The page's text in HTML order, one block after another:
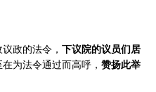
政的法令， 下议院的议员们居
为法令通过而高呼， 赞扬此举